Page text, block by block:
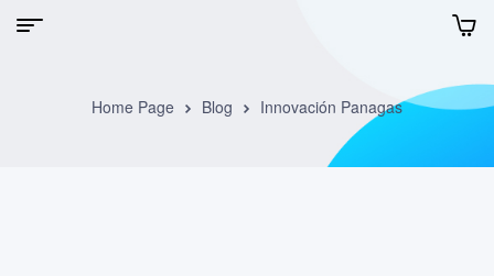
Home Page Blog Innovación Panagas